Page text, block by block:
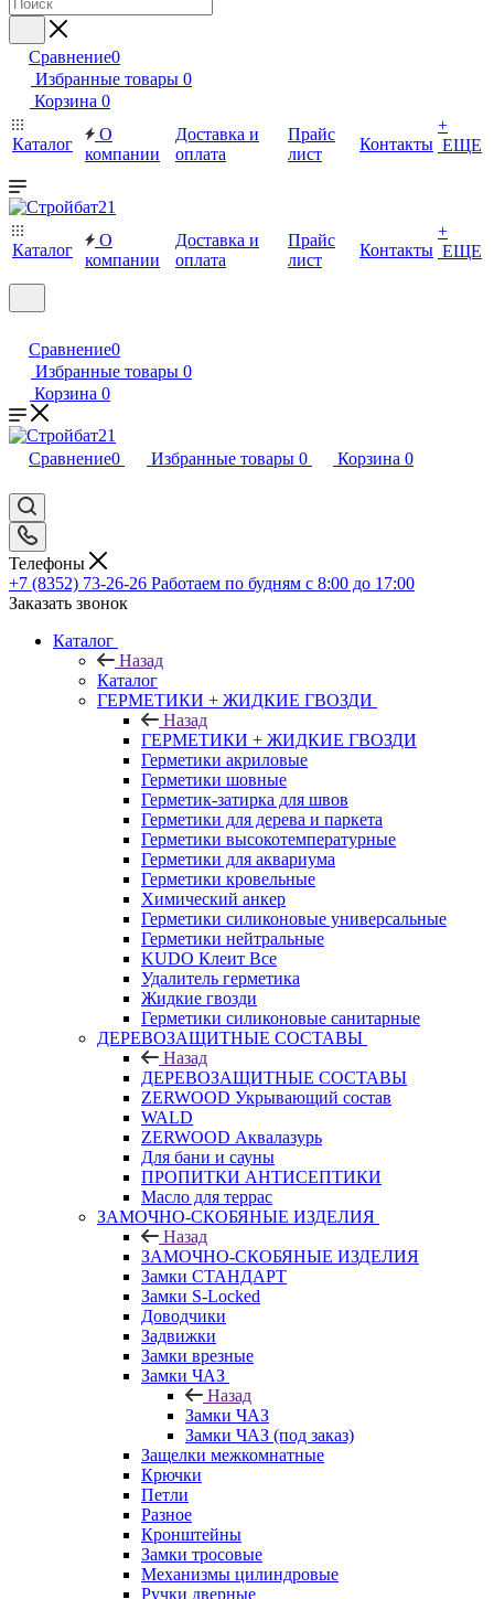
Сравнение0
Избранные товары 0
Корзина 0
Каталог
О
компании
Доставка и
оплата
Прайс
лист
Контакты
+
ЕЩЕ
Каталог
О
компании
Доставка и
оплата
Прайс
лист
Контакты
+
ЕЩЕ
Сравнение0
Избранные товары 0
Корзина 0
Сравнение0 Избранные товары 0 Корзина 0
Телефоны
+7 (8352) 73-26-26 Работаем по будням с 8:00 до 17:00
Заказать звонок
Каталог
Назад
Каталог
ГЕРМЕТИКИ + ЖИДКИЕ ГВОЗДИ
Назад
ГЕРМЕТИКИ + ЖИДКИЕ ГВОЗДИ
Герметики акриловые
Герметики шовные
Герметик-затирка для швов
Герметики для дерева и паркета
Герметики высокотемпературные
Герметики для аквариума
Герметики кровельные
Химический анкер
Герметики силиконовые универсальные
Герметики нейтральные
KUDO Клеит Все
Удалитель герметика
Жидкие гвозди
Герметики силиконовые санитарные
ДЕРЕВОЗАЩИТНЫЕ СОСТАВЫ
Назад
ДЕРЕВОЗАЩИТНЫЕ СОСТАВЫ
ZERWOOD Укрывающий состав
WALD
ZERWOOD Аквалазурь
Для бани и сауны
ПРОПИТКИ АНТИСЕПТИКИ
Масло для террас
ЗАМОЧНО-СКОБЯНЫЕ ИЗДЕЛИЯ
Назад
ЗАМОЧНО-СКОБЯНЫЕ ИЗДЕЛИЯ
Замки СТАНДАРТ
Замки S-Locked
Доводчики
Задвижки
Замки врезные
Замки ЧАЗ
Назад
Замки ЧАЗ
Замки ЧАЗ (под заказ)
Защелки межкомнатные
Крючки
Петли
Разное
Кронштейны
Замки тросовые
Механизмы цилиндровые
Ручки дверные